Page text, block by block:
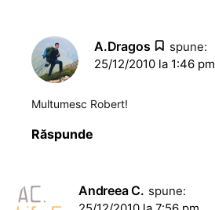
A.Dragos
spune:
25/12/2010 la 1:46 pm
Multumesc Robert!
Răspunde
Andreea C. spune: